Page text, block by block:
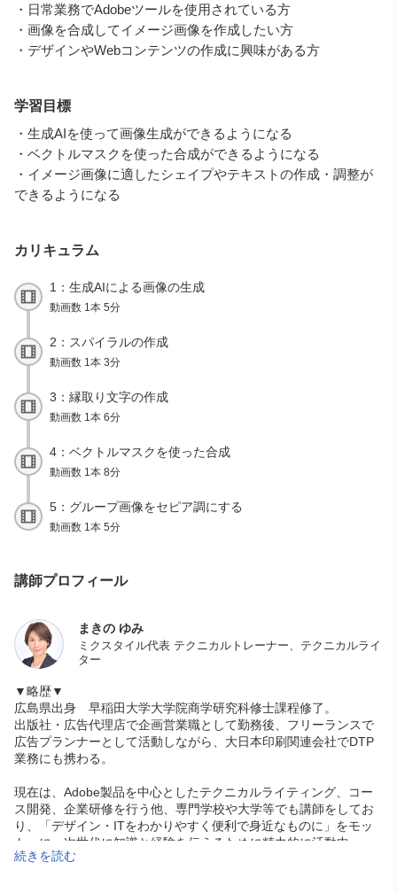
・日常業務でAdobeツールを使用されている方
・画像を合成してイメージ画像を作成したい方
・デザインやWebコンテンツの作成に興味がある方
学習目標
・生成AIを使って画像生成ができるようになる
・ベクトルマスクを使った合成ができるようになる
・イメージ画像に適したシェイプやテキストの作成・調整が
できるようになる
カリキュラム
1：生成AIによる画像の生成
動画数 1本 5分
2：スパイラルの作成
動画数 1本 3分
3：縁取り文字の作成
動画数 1本 6分
4：ベクトルマスクを使った合成
動画数 1本 8分
5：グループ画像をセピア調にする
動画数 1本 5分
講師プロフィール
まきの ゆみ
ミクスタイル代表 テクニカルトレーナー、テクニカルライ
ター
▼略歴▼
広島県出身 早稲田大学大学院商学研究科修士課程修了。
出版社・広告代理店で企画営業職として勤務後、フリーランスで
広告プランナーとして活動しながら、大日本印刷関連会社でDTP
業務にも携わる。
現在は、Adobe製品を中心としたテクニカルライティング、コー
ス開発、企業研修を行う他、専門学校や大学等でも講師をしてお
り、「デザイン・ITをわかりやすく便利で身近なものに」をモッ
トーに、次世代に知識と経験を伝えるために精力的に活動中。
続きを読む